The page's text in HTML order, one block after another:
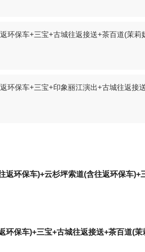
环保车+三宝+古城往返接送+茶百道(茉
环保车+三宝+印象丽江演出+古城往返接
环保车)+云杉坪索道(含往返环保车)+
环保车)+三宝+古城往返接送+茶百道(